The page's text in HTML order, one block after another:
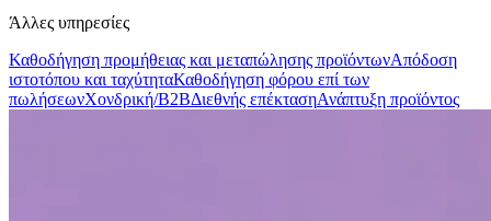
Άλλες υπηρεσίες
Καθοδήγηση προμήθειας και μεταπώλησης προϊόντωνΑπόδοση
ιστοτόπου και ταχύτηταΚαθοδήγηση φόρου επί των
πωλήσεωνΧονδρική/B2BΔιεθνής επέκτασηΑνάπτυξη προϊόντος